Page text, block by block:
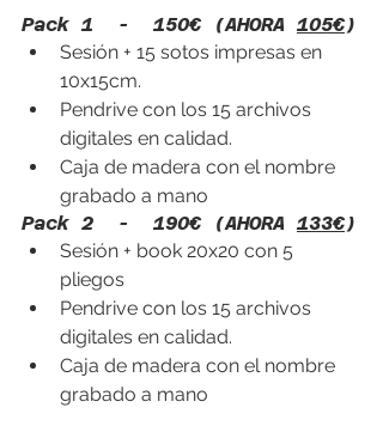
Pack 1  -  150€ (AHORA 105€)
Sesión + 15 sotos impresas en
10x15cm.
Pendrive con los 15 archivos
digitales en calidad.
Caja de madera con el nombre
grabado a mano
Pack 2  -  190€ (AHORA 133€)
Sesión + book 20x20 con 5
pliegos
Pendrive con los 15 archivos
digitales en calidad.
Caja de madera con el nombre
grabado a mano